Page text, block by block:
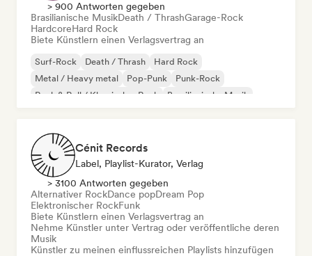
> 900 Antworten gegeben
Brasilianische MusikDeath / ThrashGarage-Rock
HardcoreHard Rock
Biete Künstlern einen Verlagsvertrag an
Surf-Rock Death / Thrash
Hard Rock
Metal / Heavy metal
Pop-Punk
Punk-Rock
Rock & Roll / Klassischer Rock
Brasilianische Musik
Cénit Records
Label, Playlist-Kurator, Verlag
> 3100 Antworten gegeben
Alternativer RockDance popDream Pop
Elektronischer RockFunk
Biete Künstlern einen Verlagsvertrag an
Nehme Künstler unter Vertrag oder veröffentliche deren
Musik
Künstler zu meinen einflussreichen Playlists hinzufügen